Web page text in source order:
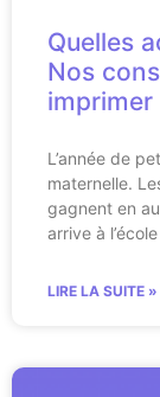
Quelles
Nos
imprimer
L’année de
maternelle.
gagnent en
arrive à
LIRE LA SUITE »